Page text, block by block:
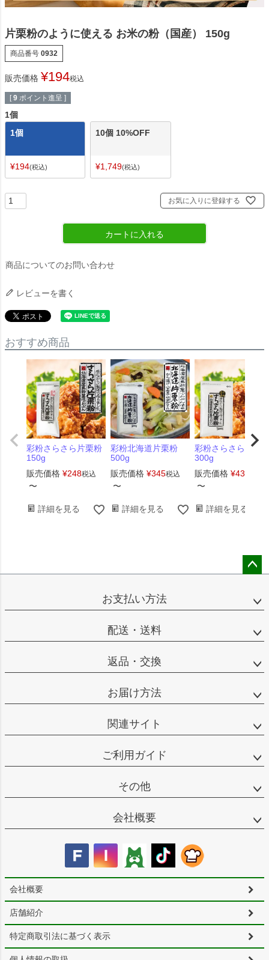
片栗粉のように使える お米の粉（国産） 150g
商品番号 0932
販売価格 ¥194税込
[ 9 ポイント進呈 ]
1個
1個
¥194 税込
10個 10%OFF
¥1,749 税込
お気に入りに登録する
カートに入れる
商品についてのお問い合わせ
レビューを書く
おすすめ商品
彩粉さらさら片栗粉
150g
販売価格 ¥248税込
〜
詳細を見る
彩粉北海道片栗粉
500g
販売価格 ¥345税込
〜
詳細を見る
彩粉さらさら片栗
300g
販売価格 ¥432
〜
詳細を見る
ップ
お支払い方法
配送・送料
返品・交換
お届け方法
関連サイト
ご利用ガイド
その他
会社概要
会社概要
店舗紹介
特定商取引法に基づく表示